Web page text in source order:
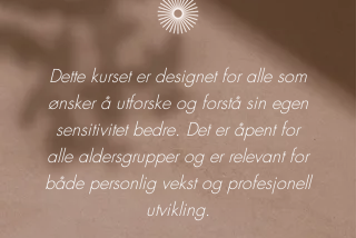
Dette kurset er designet for alle som
ønsker å utforske og forstå sin egen
sensitivitet bedre. Det er åpent for
alle aldersgrupper og er relevant for
både personlig vekst og profesjonell
utvikling.